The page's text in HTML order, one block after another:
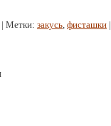
| Метки: закусь, фисташки